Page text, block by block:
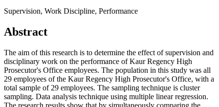
Supervision, Work Discipline, Performance
Abstract
The aim of this research is to determine the effect of supervision and
disciplinary work on the performance of Kaur Regency High
Prosecutor's Office employees. The population in this study was all
29 employees of the Kaur Regency High Prosecutor's Office, with a
total sample of 29 employees. The sampling technique is cluster
sampling. Data analysis technique using multiple linear regression.